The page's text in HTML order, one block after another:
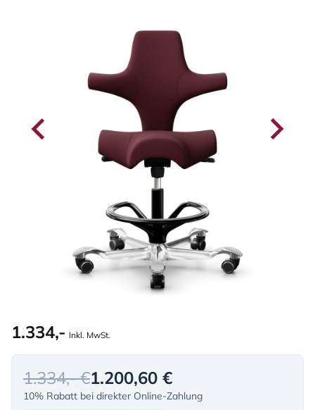
1.334,- Inkl. MwSt.
1.334,- €1.200,60 €
10% Rabatt bei direkter Online-Zahlung